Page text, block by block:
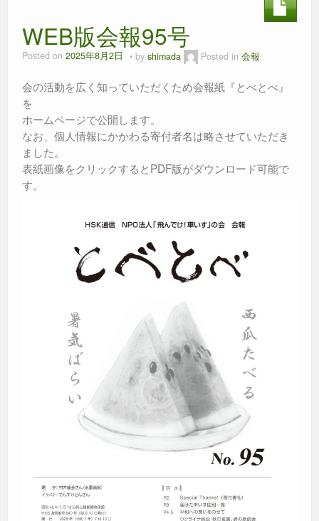
WEB版会報95号
Posted on 2025年8月2日 by shimada Posted in 会報
会の活動を広く知っていただくため会報紙『とべとべ』
を
ホームページで公開します。
なお、個人情報にかかわる寄付者名は略させていただき
ました。
表紙画像をクリックするとPDF版がダウンロード可能で
す。